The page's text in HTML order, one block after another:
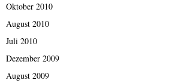
Oktober 2010
August 2010
Juli 2010
Dezember 2009
August 2009